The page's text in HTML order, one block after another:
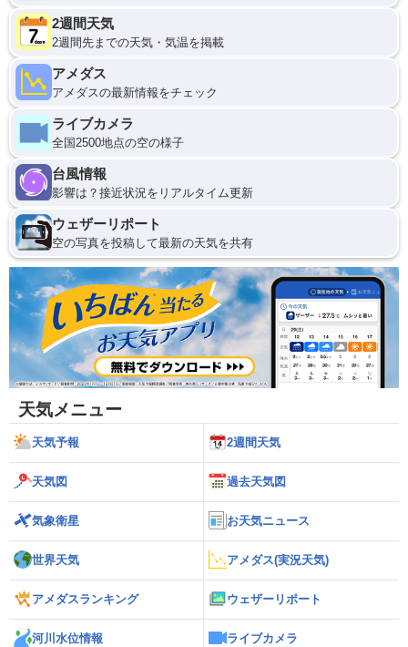
2週間天気
2週間先までの天気・気温を掲載
アメダス
アメダスの最新情報をチェック
ライブカメラ
全国2500地点の空の様子
台風情報
影響は？接近状況をリアルタイム更新
ウェザーリポート
空の写真を投稿して最新の天気を共有
天気メニュー
天気予報 2週間天気
天気図 過去天気図
気象衛星 お天気ニュース
世界天気 アメダス(実況天気)
アメダスランキング ウェザーリポート
河川水位情報 ライブカメラ